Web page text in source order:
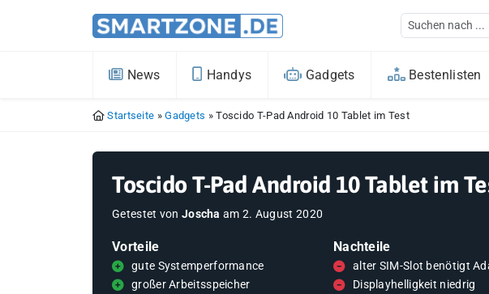
News Handys Gadgets Bestenlisten
Startseite »Gadgets »Toscido T-Pad Android 10 Tablet im Test
Toscido T-Pad Android 10 Tablet im
Getestet von Joscha am 2. August 2020
Vorteile
gute Systemperformance
großer Arbeitsspeicher
Nachteile
alter SIM-Slot benötigt
Displayhelligkeit niedrig